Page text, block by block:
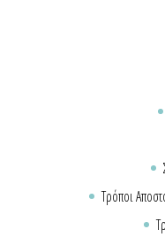
Τρόποι